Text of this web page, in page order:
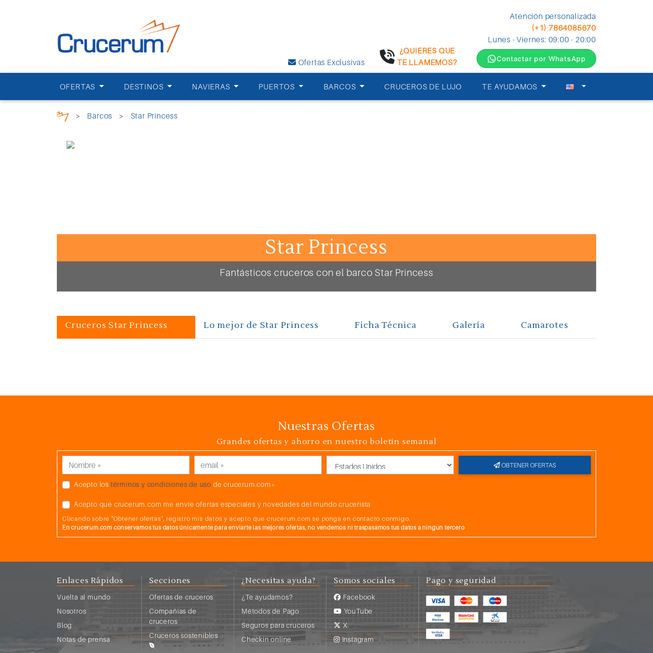
Ofertas Exclusivas
¿QUIERES QUE
TE LLAMEMOS?
Atención personalizada
(+1) 7864085670
Lunes - Viernes: 09:00 - 20:00
Contactar por WhatsApp
OFERTAS DESTINOS NAVIERAS PUERTOS BARCOS CRUCEROS DE LUJO TE AYUDAMOS
> Barcos > Star Princess
Star Princess
Fantásticos cruceros con el barco Star Princess
Cruceros Star Princess Lo mejor de Star Princess Ficha Técnica Galería Camarotes
Nuestras Ofertas
Grandes ofertas y ahorro en nuestro boletín semanal
OBTENER OFERTAS
Acepto los términos y condiciones de uso de crucerum.com*
Acepto que crucerum.com me envíe ofertas especiales y novedades del mundo crucerista
Clicando sobre "Obtener ofertas", registro mis datos y acepto que crucerum.com se ponga en contacto conmigo.
En crucerum.com conservamos tus datos únicamente para enviarte las mejores ofertas, no vendemos ni traspasamos tus datos a ningun tercero
Enlaces Rápidos
Vuelta al mundo
Nosotros
Blog
Notas de prensa
Secciones
Ofertas de cruceros
Compañias de
cruceros
Cruceros sostenibles
¿Necesitas ayuda?
¿Te ayudamos?
Métodos de Pago
Seguros para cruceros
Checkin online
Somos sociales
Facebook
YouTube
X
Instagram
Pago y seguridad